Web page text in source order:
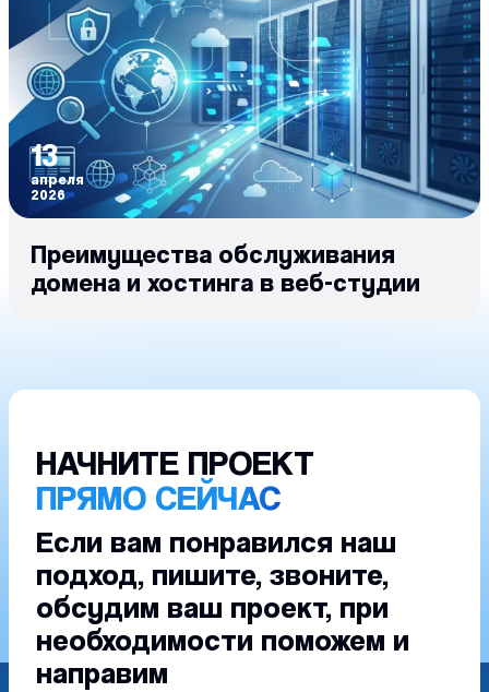
13
апреля
2026
Преимущества обслуживания
домена и хостинга в веб-студии
НАЧНИТЕ ПРОЕКТ
ПРЯМО СЕЙЧАС
Если вам понравился наш
подход, пишите, звоните,
обсудим ваш проект, при
необходимости поможем и
направим